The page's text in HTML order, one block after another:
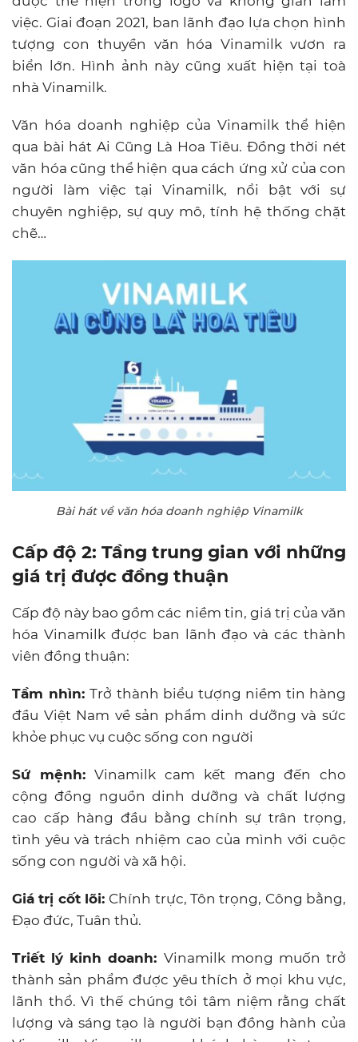
việc. Giai đoạn 2021, ban lãnh đạo lựa chọn hình
tượng con thuyền văn hóa Vinamilk vươn ra
biển lớn. Hình ảnh này cũng xuất hiện tại toà
nhà Vinamilk.
Văn hóa doanh nghiệp của Vinamilk thể hiện
qua bài hát Ai Cũng Là Hoa Tiêu. Đồng thời nét
văn hóa cũng thể hiện qua cách ứng xử của con
người làm việc tại Vinamilk, nổi bật với sự
chuyên nghiệp, sự quy mô, tính hệ thống chặt
chẽ…
Bài hát về văn hóa doanh nghiệp Vinamilk
Cấp độ 2: Tầng trung gian với những
giá trị được đồng thuận
Cấp độ này bao gồm các niềm tin, giá trị của văn
hóa Vinamilk được ban lãnh đạo và các thành
viên đồng thuận:
Tầm nhìn: Trở thành biểu tượng niềm tin hàng
đầu Việt Nam về sản phẩm dinh dưỡng và sức
khỏe phục vụ cuộc sống con người
Sứ mệnh:Vinamilk cam kết mang đến cho
cộng đồng nguồn dinh dưỡng và chất lượng
cao cấp hàng đầu bằng chính sự trân trọng,
tình yêu và trách nhiệm cao của mình với cuộc
sống con người và xã hội.
Giá trị cốt lõi: Chính trực, Tôn trọng, Công bằng,
Đạo đức, Tuân thủ.
Triết lý kinh doanh: Vinamilk mong muốn trở
thành sản phẩm được yêu thích ở mọi khu vực,
lãnh thổ. Vì thế chúng tôi tâm niệm rằng chất
lượng và sáng tạo là người bạn đồng hành của